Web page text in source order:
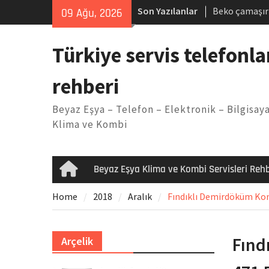
09 Ağu, 2026 Son Yazılanlar
Beko
Demirdöküm
Arızası
Türkiye servis
rehberi
Beyaz Eşya – Telefon – Elektronik –
Klima ve Kombi
HomeBeyaz Eşya Klima ve Kombi Servisleri
Home 2018 Aralık Fındıklı Demirdöküm
Arçelik